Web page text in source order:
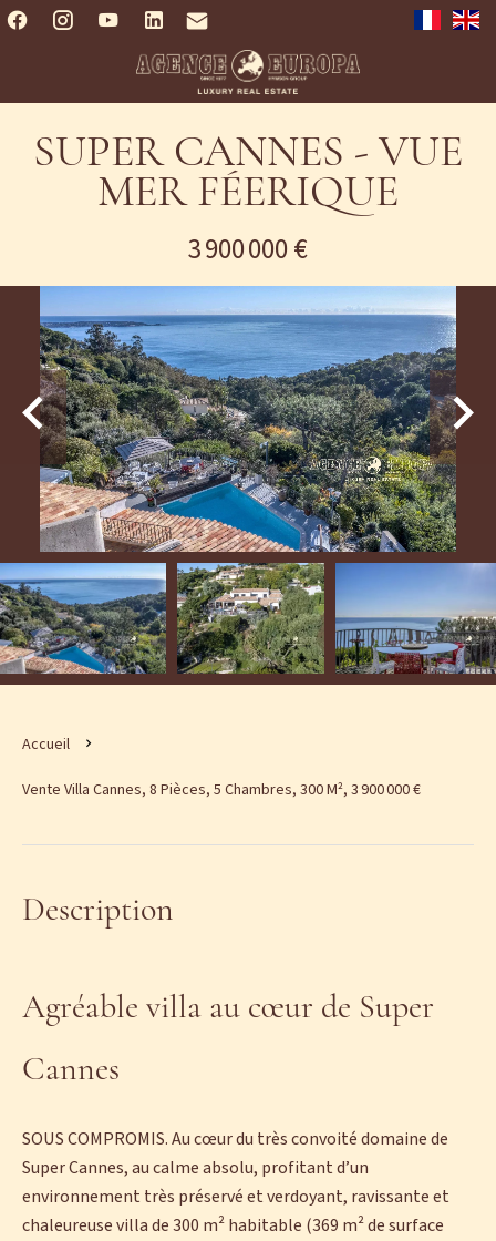
SUPER CANNES - VUE
MER FÉERIQUE
3 900 000 €
Accueil
Vente Villa Cannes, 8 Pièces, 5 Chambres, 300 M², 3 900 000 €
Description
Agréable villa au cœur de Super
Cannes
SOUS COMPROMIS. Au cœur du très convoité domaine de
Super Cannes, au calme absolu, profitant d’un
environnement très préservé et verdoyant, ravissante et
chaleureuse villa de 300 m² habitable (369 m² de surface